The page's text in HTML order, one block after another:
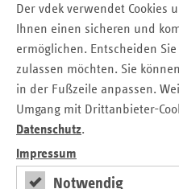
Der vdek verwendet Cookies
Ihnen einen sicheren und
ermöglichen. Entscheiden
zulassen möchten. Sie
in der Fußzeile anpassen.
Umgang mit Drittanbieter-
Datenschutz.
Impressum
Notwendig
lediglich eine „finanzielle
seien diese Kredite zudem
Länder-Kommission
Februar 2026 die
Ergebnisse vorlegen wird,
die wichtigen
skizzierte
Risiken müssen weiterhin
werden. Dazu braucht es